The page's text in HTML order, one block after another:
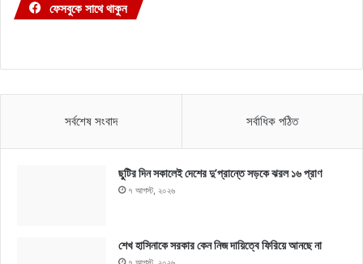
ফেসবুকে সাথে থাকুন
সর্বশেষ সংবাদ সর্বাধিক পঠিত
ছুটির দিন সকালেই দেশের দু’প্রান্তে সড়কে ঝরল ১৬ প্রাণ
৭ আগস্ট, ২০২৬
শেখ হাসিনাকে সরকার কেন নিজ দায়িত্বে ফিরিয়ে আনছে না